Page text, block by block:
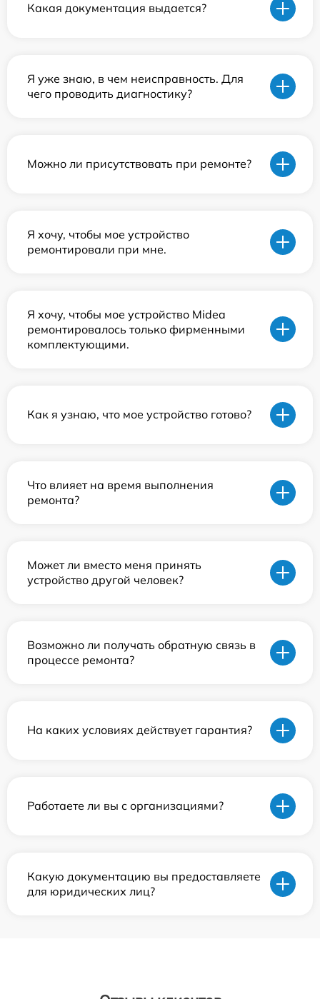
Какая документация выдается?
Я уже знаю, в чем неисправность. Для
чего проводить диагностику?
Можно ли присутствовать при ремонте?
Я хочу, чтобы мое устройство
ремонтировали при мне.
Я хочу, чтобы мое устройство Midea
ремонтировалось только фирменными
комплектующими.
Как я узнаю, что мое устройство готово?
Что влияет на время выполнения
ремонта?
Может ли вместо меня принять
устройство другой человек?
Возможно ли получать обратную связь в
процессе ремонта?
На каких условиях действует гарантия?
Работаете ли вы с организациями?
Какую документацию вы предоставляете
для юридических лиц?